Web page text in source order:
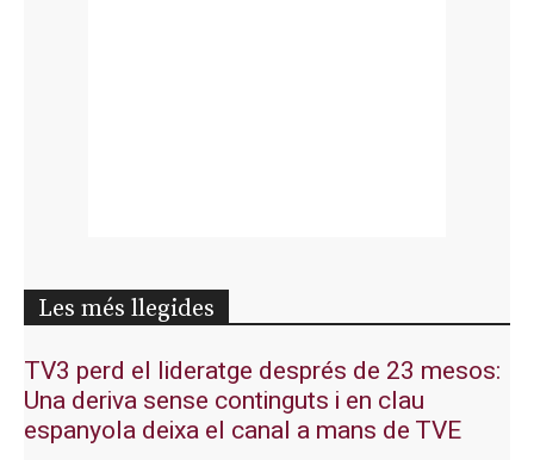
Les més llegides
TV3 perd el lideratge després de 23 mesos:
Una deriva sense continguts i en clau
espanyola deixa el canal a mans de TVE